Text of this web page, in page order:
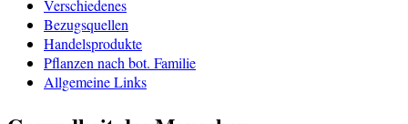
Verschiedenes
Bezugsquellen
Handelsprodukte
Pflanzen nach bot. Familie
Allgemeine Links